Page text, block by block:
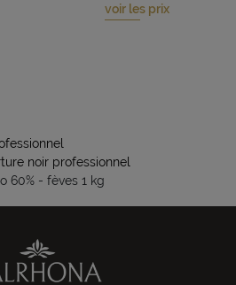
voir les prix
noir professionnel
60% - fèves 1 kg